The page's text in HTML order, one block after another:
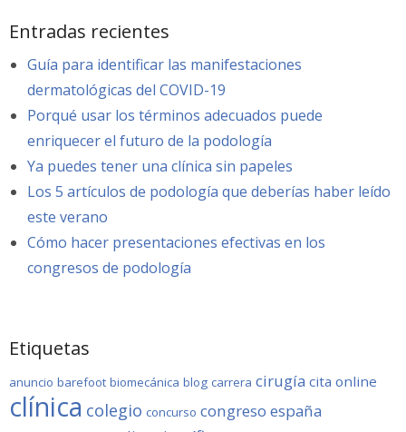
Entradas recientes
Guía para identificar las manifestaciones
dermatológicas del COVID-19
Porqué usar los términos adecuados puede
enriquecer el futuro de la podología
Ya puedes tener una clínica sin papeles
Los 5 artículos de podología que deberías haber leído
este verano
Cómo hacer presentaciones efectivas en los
congresos de podología
Etiquetas
anuncio barefoot biomecánica blog carrera cirugía cita online
clínica colegio concurso congreso españa